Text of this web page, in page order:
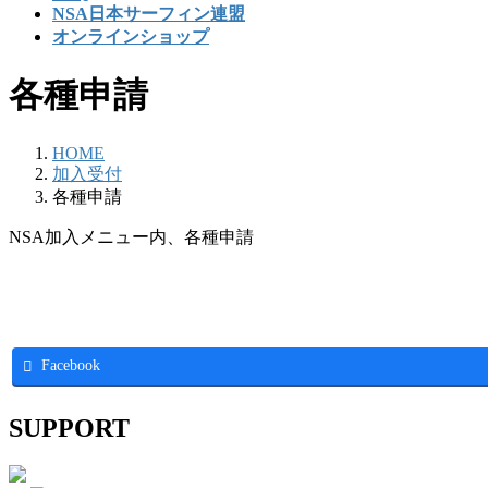
NSA日本サーフィン連盟
オンラインショップ
各種申請
HOME
加入受付
各種申請
NSA加入メニュー内、各種申請
Facebook
SUPPORT